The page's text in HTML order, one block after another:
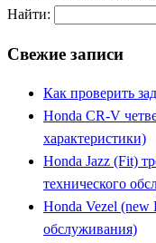
Найти:
Свежие записи
Как проверить
Honda CR-V
характеристики)
Honda Jazz (Fit)
технического
Honda Vezel (new
обслуживания)